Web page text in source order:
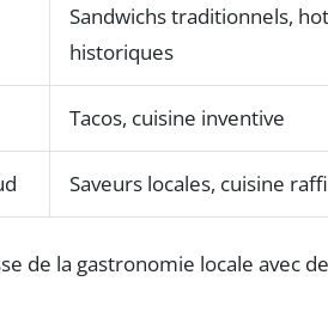
Sandwichs traditionnels,
historiques
Tacos, cuisine inventive
Saveurs locales, cuisine